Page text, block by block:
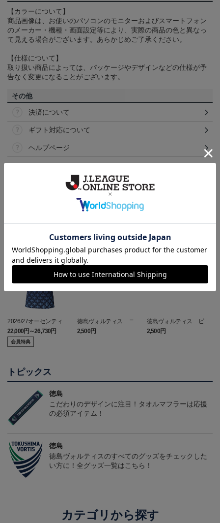
【カラーについて】
商品画像は、お使いのパソコンのモニターおよびスマートフォン
のメーカー・機種・画面設定等により、実際の商品の色と異なっ
て見える場合がございます。あらかじめご了承ください。
【仕様について】
取り扱い商品によっては、パッケージやデザインなどの仕様が予
告なく変更になることがございます。
その他
決済について
ギフト対応について
ヘルプページ
2026/27オーセンティッ
クユニフォーム(FP1st/半
袖)
22,000円～26,730円
会員特典
徳島ヴォルティス ニョ
ロボン タオルマフラー
2,500円
徳島ヴォルティス ピカ
チュウ タオルマフラー
2,500円
トピックス
徳島
こだわりのデザインに注目！タオルマフラーは応援
の必須アイテム！
徳島
徳島ヴォルティスのすべてのグッズをチェックした
い方に！全グッズ一覧はこちら！
カテゴリから探す